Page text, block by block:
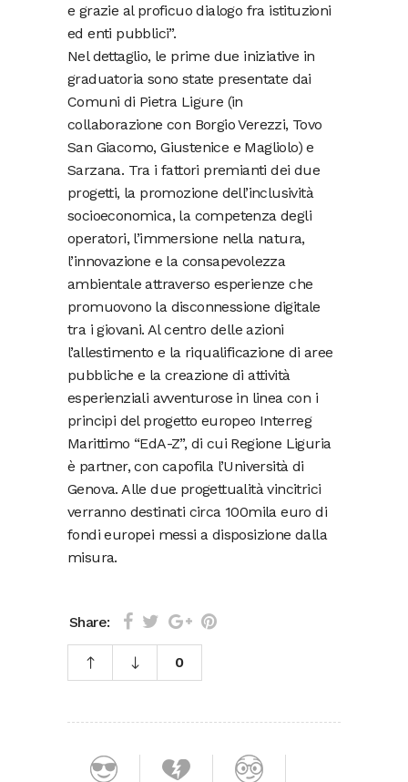
e grazie al proficuo dialogo fra istituzioni
ed enti pubblici”.
Nel dettaglio, le prime due iniziative in
graduatoria sono state presentate dai
Comuni di Pietra Ligure (in
collaborazione con Borgio Verezzi, Tovo
San Giacomo, Giustenice e Magliolo) e
Sarzana. Tra i fattori premianti dei due
progetti, la promozione dell’inclusività
socioeconomica, la competenza degli
operatori, l’immersione nella natura,
l’innovazione e la consapevolezza
ambientale attraverso esperienze che
promuovono la disconnessione digitale
tra i giovani. Al centro delle azioni
l’allestimento e la riqualificazione di aree
pubbliche e la creazione di attività
esperienziali avventurose in linea con i
principi del progetto europeo Interreg
Marittimo “EdA-Z”, di cui Regione Liguria
è partner, con capofila l’Università di
Genova. Alle due progettualità vincitrici
verranno destinati circa 100mila euro di
fondi europei messi a disposizione dalla
misura.
Share:
0